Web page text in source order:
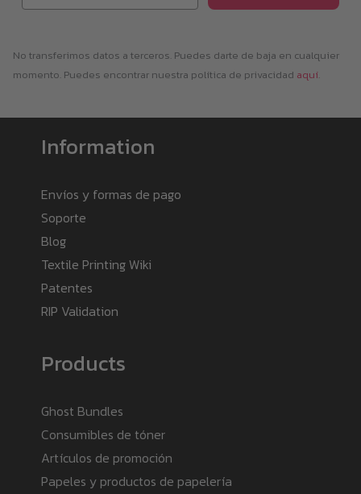
No transferimos datos a terceros. Puedes darte de baja en cualquier
momento. Puedes encontrar nuestra política de privacidad aquí.
Information
Envíos y formas de pago
Soporte
Blog
Textile Printing Wiki
Patentes
RIP Validation
Products
Ghost Bundles
Consumibles de tóner
Artículos de promoción
Papeles y productos de papelería